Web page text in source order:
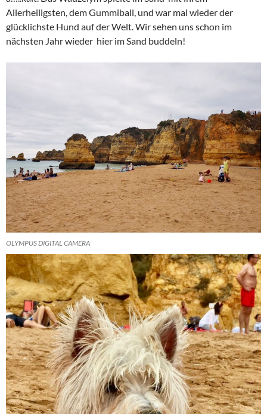
Allerheiligsten, dem Gummiball, und war mal wieder der
glücklichste Hund auf der Welt. Wir sehen uns schon im
nächsten Jahr wieder hier im Sand buddeln!
OLYMPUS DIGITAL CAMERA